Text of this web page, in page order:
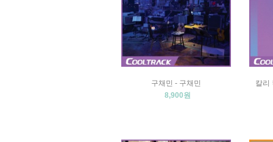
구채민 - 구채민
8,900원
칼리